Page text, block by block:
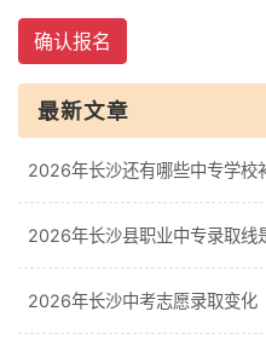
确认报名
最新文章
2026年长沙还有哪些中专学校
2026年长沙县职业中专录取线
2026年长沙中考志愿录取变化